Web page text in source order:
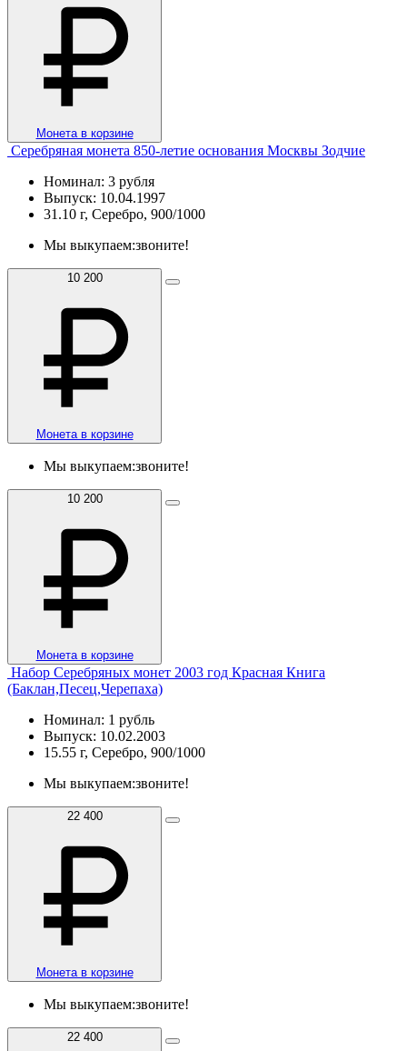
Монета в корзине
Серебряная монета 850-летие основания Москвы Зодчие
Номинал: 3 рубля
Выпуск: 10.04.1997
31.10 г, Серебро, 900/1000
Мы выкупаем:звоните!
10 200
Монета в корзине
Мы выкупаем:звоните!
10 200
Монета в корзине
Набор Серебряных монет 2003 год Красная Книга
(Баклан,Песец,Черепаха)
Номинал: 1 рубль
Выпуск: 10.02.2003
15.55 г, Серебро, 900/1000
Мы выкупаем:звоните!
22 400
Монета в корзине
Мы выкупаем:звоните!
22 400